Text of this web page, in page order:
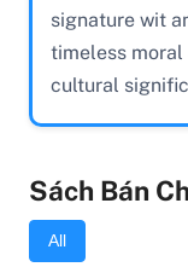
signature wit
timeless
cultural
Sách Bán
All